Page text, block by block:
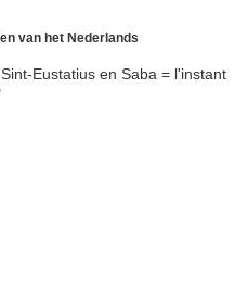
van het Nederlands